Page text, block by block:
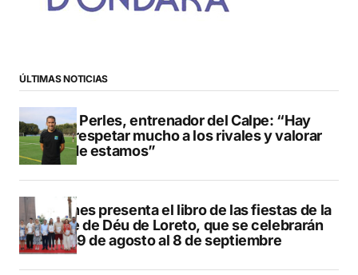
ÚLTIMAS NOTICIAS
Pere Perles, entrenador del Calpe: “Hay
que respetar mucho a los rivales y valorar
dónde estamos”
Duanes presenta el libro de las fiestas de la
Mare de Déu de Loreto, que se celebrarán
del 29 de agosto al 8 de septiembre